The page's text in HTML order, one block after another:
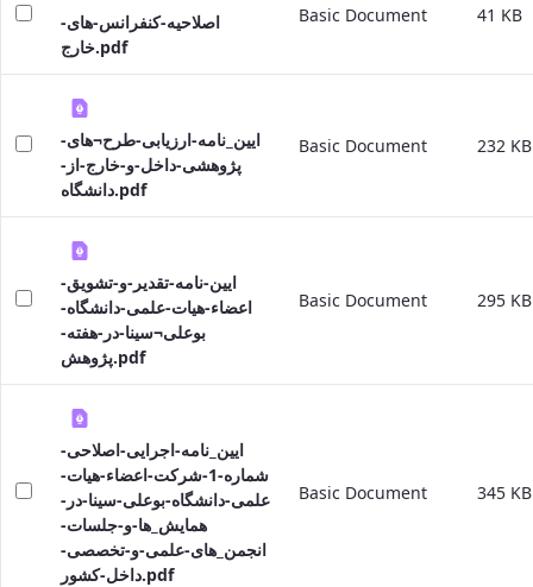
اصلاحیه-کنفرانس-های-
خارج.pdf
Basic Document 41 KB
ایین_نامه-ارزیابی-طرح¬های-
پژوهشی-داخل-و-خارج-از-
دانشگاه.pdf
Basic Document 232 KB
ایین-نامه-تقدیر-و-تشویق-
اعضاء-هیات-علمی-دانشگاه-
بوعلی¬سینا-در-هفته-
پژوهش.pdf
Basic Document 295 KB
ایین_نامه-اجرایی-اصلاحی-
شماره-1-شرکت-اعضاء-هیات-
علمی-دانشگاه-بوعلی-سینا-در-
همایش_ها-و-جلسات-
انجمن_های-علمی-و-تخصصی-
داخل-کشور.pdf
Basic Document 345 KB